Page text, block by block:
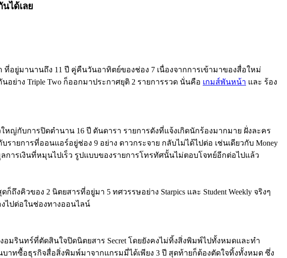
ได้เลย
อยู่มานานถึง 11 ปี คู่คืนวันอาทิตย์ของช่อง 7 เนื่องจากการเข้ามาของสื่อใหม่
ย่าง Triple Two ก็ออกมาประกาศยุติ 2 รายการรวด นั่นคือ เกมส์พันหน้า และ ร้อง
ญ่กับการปิดตำนาน 16 ปี ดันดารา รายการดังที่แจ้งเกิดนักร้องมากมาย ฝั่งละคร
ยการที่ออนแอร์อยู่ช่อง 9 อย่าง ดาวกระจาย กลับไม่ได้ไปต่อ เช่นเดียวกับ Money
การเงินที่หมุนไปเร็ว รูปแบบของรายการโทรทัศนั้นไม่ตอบโจทย์อีกต่อไปแล้ว
คิวของ 2 นิตยสารที่อยู่มา 5 ทศวรรษอย่าง Starpics และ Student Weekly จริงๆ
ไปต่อในช่องทางออนไลน์
มรินทร์ที่ตัดสินใจปิดนิตยสาร Secret โดยยังคงไม่ทิ้งสิ่งพิมพ์ไปทั้งหมดและทำ
ทซื้อธุรกิจสื่อสิ่งพิมพ์มาจากแกรมมี่ได้เพียง 3 ปี สุดท้ายก็ต้องตัดใจทิ้งทั้งหมด ซึ่ง